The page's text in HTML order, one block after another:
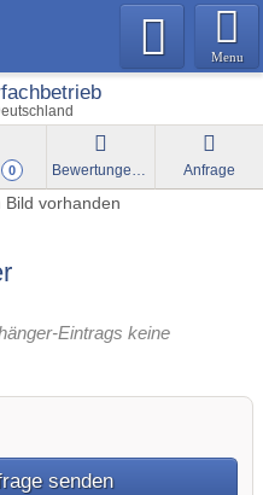
Menu
0 Bewertungen Anfrage
Eintrags keine
senden